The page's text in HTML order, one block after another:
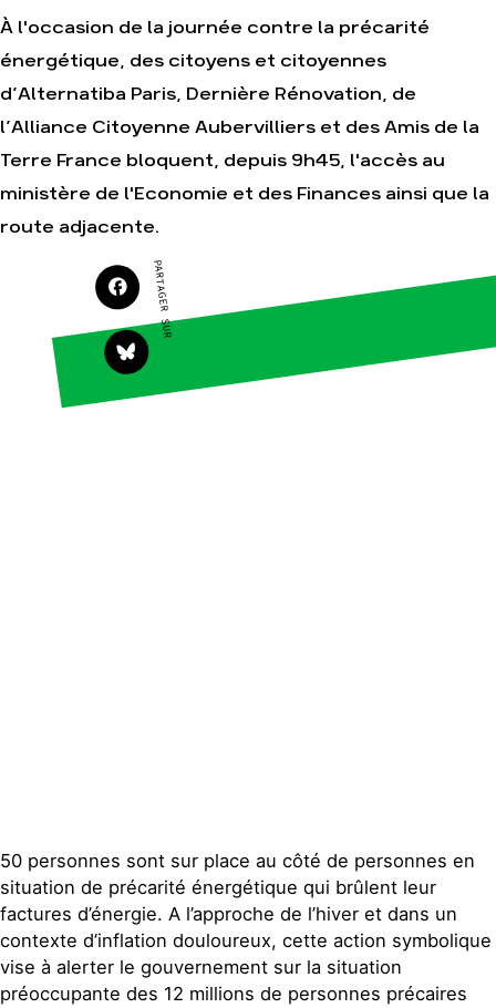
Agir
S'engager sur le
terrain
Agir au quotidien
Soutenir les
campagnes
Transmettre tout ou
partie de son
patrimoine
Télécharger
gratuitement les
guides éco-citoyens
thématiques
Climat – Énergie
Surproduction
Agriculture
À l'occasion de la journée contre la précarité
énergétique, des citoyens et citoyennes
d’Alternatiba Paris, Dernière Rénovation, de
l’Alliance Citoyenne Aubervilliers et des Amis de la
Terre France bloquent, depuis 9h45, l'accès au
ministère de l'Economie et des Finances ainsi que la
route adjacente.
PARTAGER SUR
50 personnes sont sur place au côté de personnes en
situation de précarité énergétique qui brûlent leur
factures d’énergie. A l’approche de l’hiver et dans un
contexte d’inflation douloureux, cette action symbolique
vise à alerter le gouvernement sur la situation
préoccupante des 12 millions de personnes précaires